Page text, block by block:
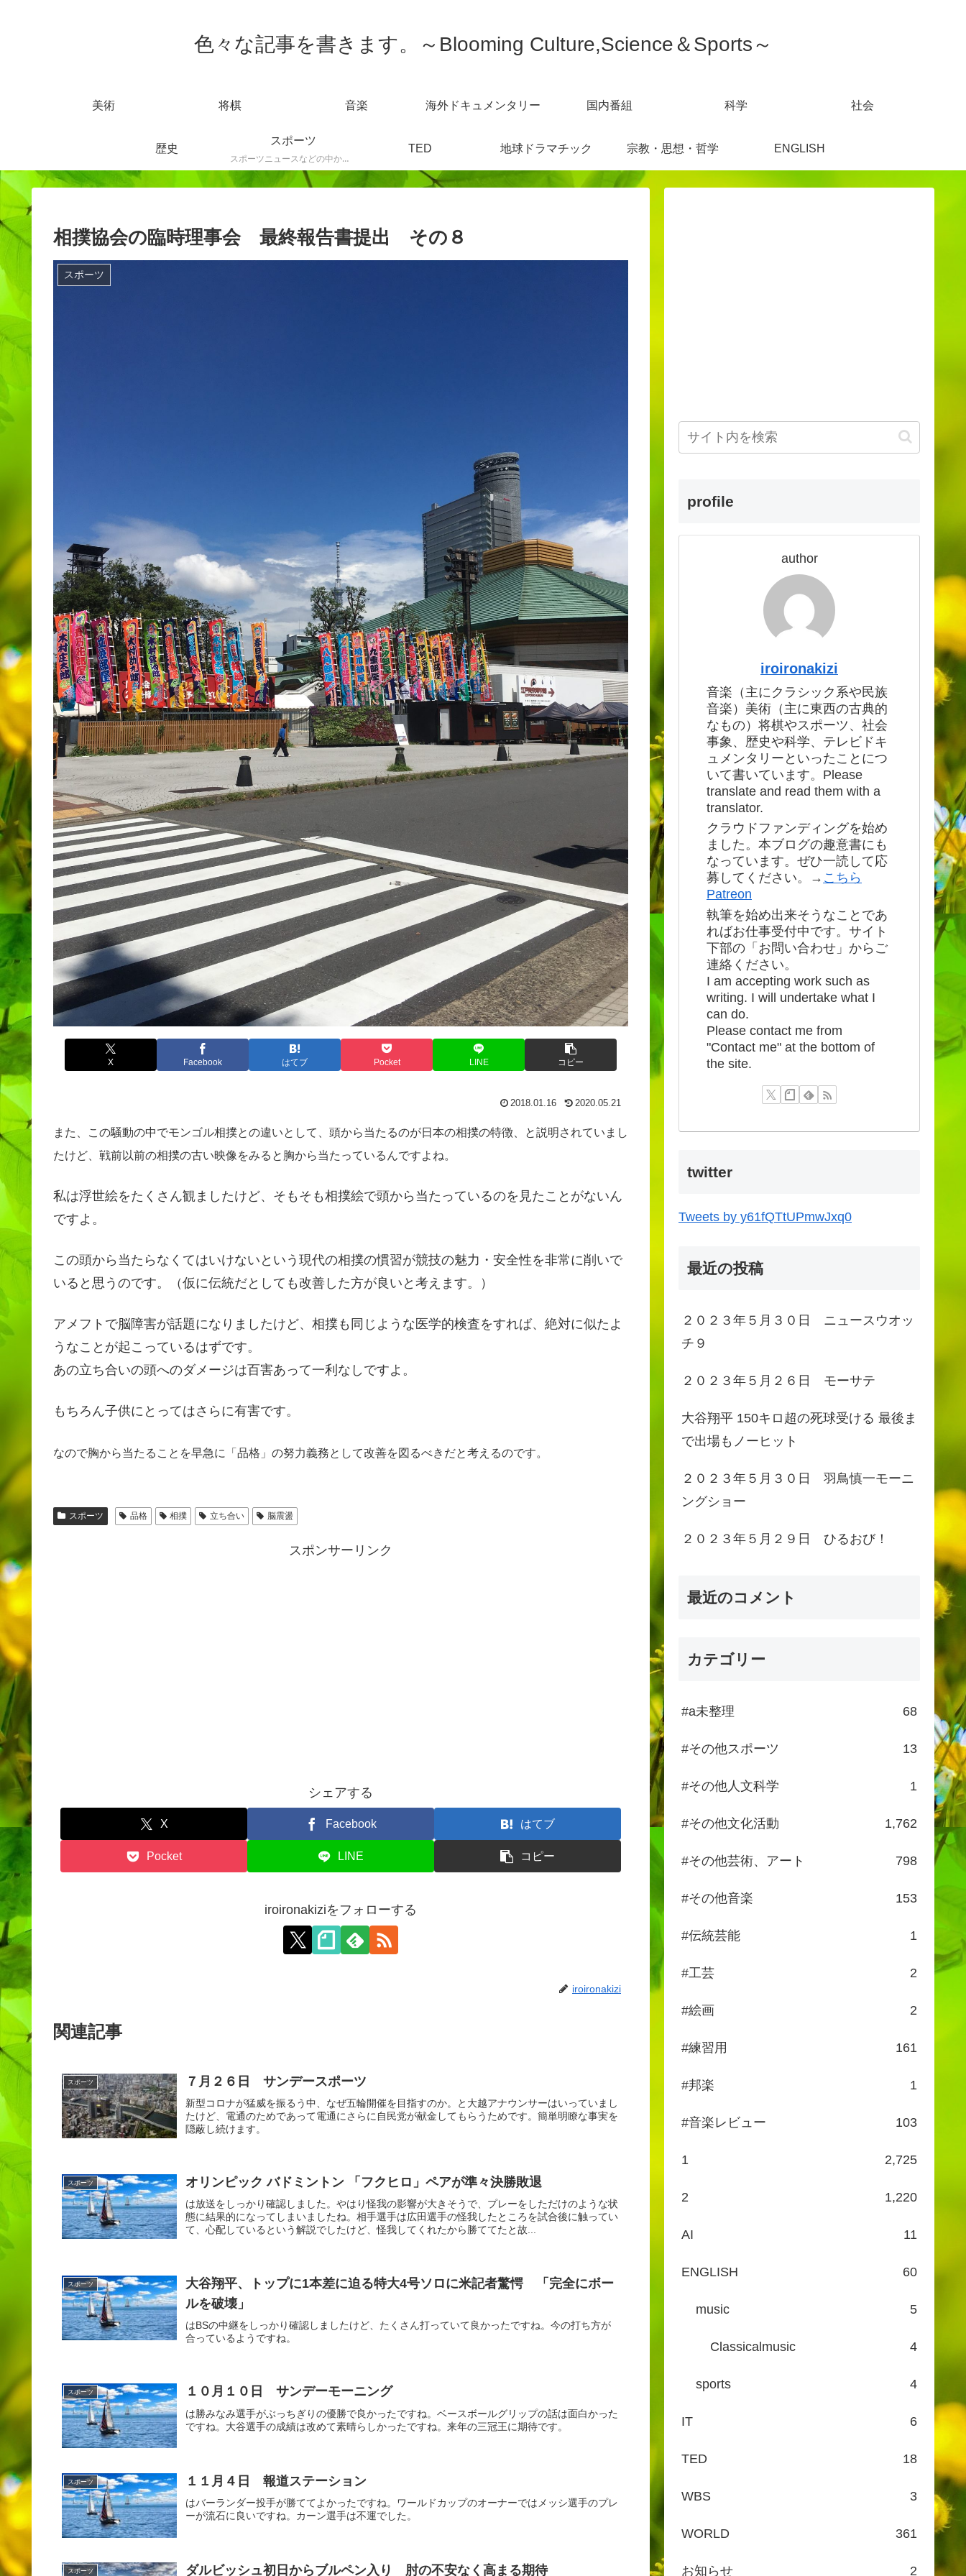
色々な記事を書きます。～Blooming Culture,Science＆Sports～
美術 将棋 音楽 海外ドキュメンタリー 国内番組 科学 社会
歴史
スポーツ
スポーツニュースなどの中から感じた事を書きます。
TED 地球ドラマチック 宗教・思想・哲学 ENGLISH
相撲協会の臨時理事会 最終報告書提出 その８
スポーツ
X Facebook はてブ Pocket LINE コピー
2018.01.16 2020.05.21
また、この騒動の中でモンゴル相撲との違いとして、頭から当たるのが日本の相撲の特徴、と説明されていまし
たけど、戦前以前の相撲の古い映像をみると胸から当たっているんですよね。
私は浮世絵をたくさん観ましたけど、そもそも相撲絵で頭から当たっているのを見たことがないん
ですよ。
この頭から当たらなくてはいけないという現代の相撲の慣習が競技の魅力・安全性を非常に削いで
いると思うのです。（仮に伝統だとしても改善した方が良いと考えます。）
アメフトで脳障害が話題になりましたけど、相撲も同じような医学的検査をすれば、絶対に似たよ
うなことが起こっているはずです。
あの立ち合いの頭へのダメージは百害あって一利なしですよ。
もちろん子供にとってはさらに有害です。
なので胸から当たることを早急に「品格」の努力義務として改善を図るべきだと考えるのです。
スポーツ 品格 相撲 立ち合い 脳震盪
スポンサーリンク
シェアする
X Facebook はてブ
Pocket LINE コピー
iroironakiziをフォローする
iroironakizi
関連記事
スポーツ ７月２６日 サンデースポーツ
新型コロナが猛威を振るう中、なぜ五輪開催を目指すのか。と大越アナウンサーはいっていまし
たけど、電通のためであって電通にさらに自民党が献金してもらうためです。簡単明瞭な事実を
隠蔽し続けます。
スポーツ オリンピック バドミントン 「フクヒロ」ペアが準々決勝敗退
は放送をしっかり確認しました。やはり怪我の影響が大きそうで、プレーをしただけのような状
態に結果的になってしまいましたね。相手選手は広田選手の怪我したところを試合後に触ってい
て、心配しているという解説でしたけど、怪我してくれたから勝ててたと故...
スポーツ
大谷翔平、トップに1本差に迫る特大4号ソロに米記者驚愕 「完全にボー
ルを破壊」
はBSの中継をしっかり確認しましたけど、たくさん打っていて良かったですね。今の打ち方が
合っているようですね。
スポーツ １０月１０日 サンデーモーニング
は勝みなみ選手がぶっちぎりの優勝で良かったですね。ベースボールグリップの話は面白かった
ですね。大谷選手の成績は改めて素晴らしかったですね。来年の三冠王に期待です。
スポーツ １１月４日 報道ステーション
はバーランダー投手が勝ててよかったですね。ワールドカップのオーナーではメッシ選手のプレ
ーが流石に良いですね。カーン選手は不運でした。
スポーツ ダルビッシュ初日からブルペン入り 肘の不安なく高まる期待
profile
author
iroironakizi
音楽（主にクラシック系や民族
音楽）美術（主に東西の古典的
なもの）将棋やスポーツ、社会
事象、歴史や科学、テレビドキ
ュメンタリーといったことにつ
いて書いています。Please
translate and read them with a
translator.
クラウドファンディングを始め
ました。本ブログの趣意書にも
なっています。ぜひ一読して応
募してください。→ こちら
Patreon
執筆を始め出来そうなことであ
ればお仕事受付中です。サイト
下部の「お問い合わせ」からご
連絡ください。
I am accepting work such as
writing. I will undertake what I
can do.
Please contact me from
"Contact me" at the bottom of
the site.
twitter
Tweets by y61fQTtUPmwJxq0
最近の投稿
２０２３年５月３０日 ニュースウオッ
チ９
２０２３年５月２６日 モーサテ
大谷翔平 150キロ超の死球受ける 最後ま
で出場もノーヒット
２０２３年５月３０日 羽鳥慎一モーニ
ングショー
２０２３年５月２９日 ひるおび！
最近のコメント
カテゴリー
#a未整理 68
#その他スポーツ 13
#その他人文科学 1
#その他文化活動 1,762
#その他芸術、アート 798
#その他音楽 153
#伝統芸能 1
#工芸 2
#絵画 2
#練習用 161
#邦楽 1
#音楽レビュー 103
1 2,725
2 1,220
AI 11
ENGLISH 60
music 5
Classicalmusic 4
sports 4
IT 6
TED 18
WBS 3
WORLD 361
お知らせ 2